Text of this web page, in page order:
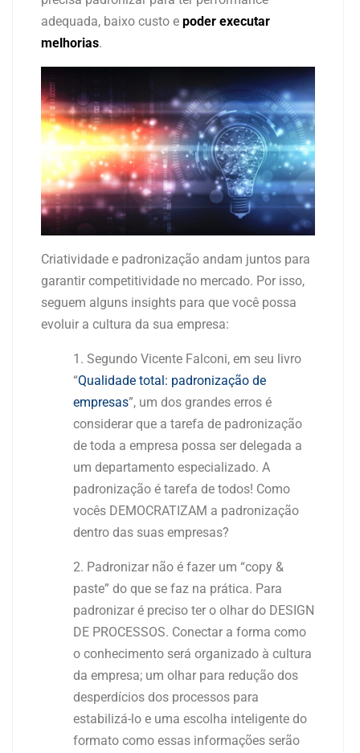
adequada, baixo custo e poder executar
melhorias.
Criatividade e padronização andam juntos para
garantir competitividade no mercado. Por isso,
seguem alguns insights para que você possa
evoluir a cultura da sua empresa:
Segundo Vicente Falconi, em seu livro
“Qualidade total: padronização de
empresas”, um dos grandes erros é
considerar que a tarefa de padronização
de toda a empresa possa ser delegada a
um departamento especializado. A
padronização é tarefa de todos! Como
vocês DEMOCRATIZAM a padronização
dentro das suas empresas?
Padronizar não é fazer um “copy &
paste” do que se faz na prática. Para
padronizar é preciso ter o olhar do DESIGN
DE PROCESSOS. Conectar a forma como
o conhecimento será organizado à cultura
da empresa; um olhar para redução dos
desperdícios dos processos para
estabilizá-lo e uma escolha inteligente do
formato como essas informações serão